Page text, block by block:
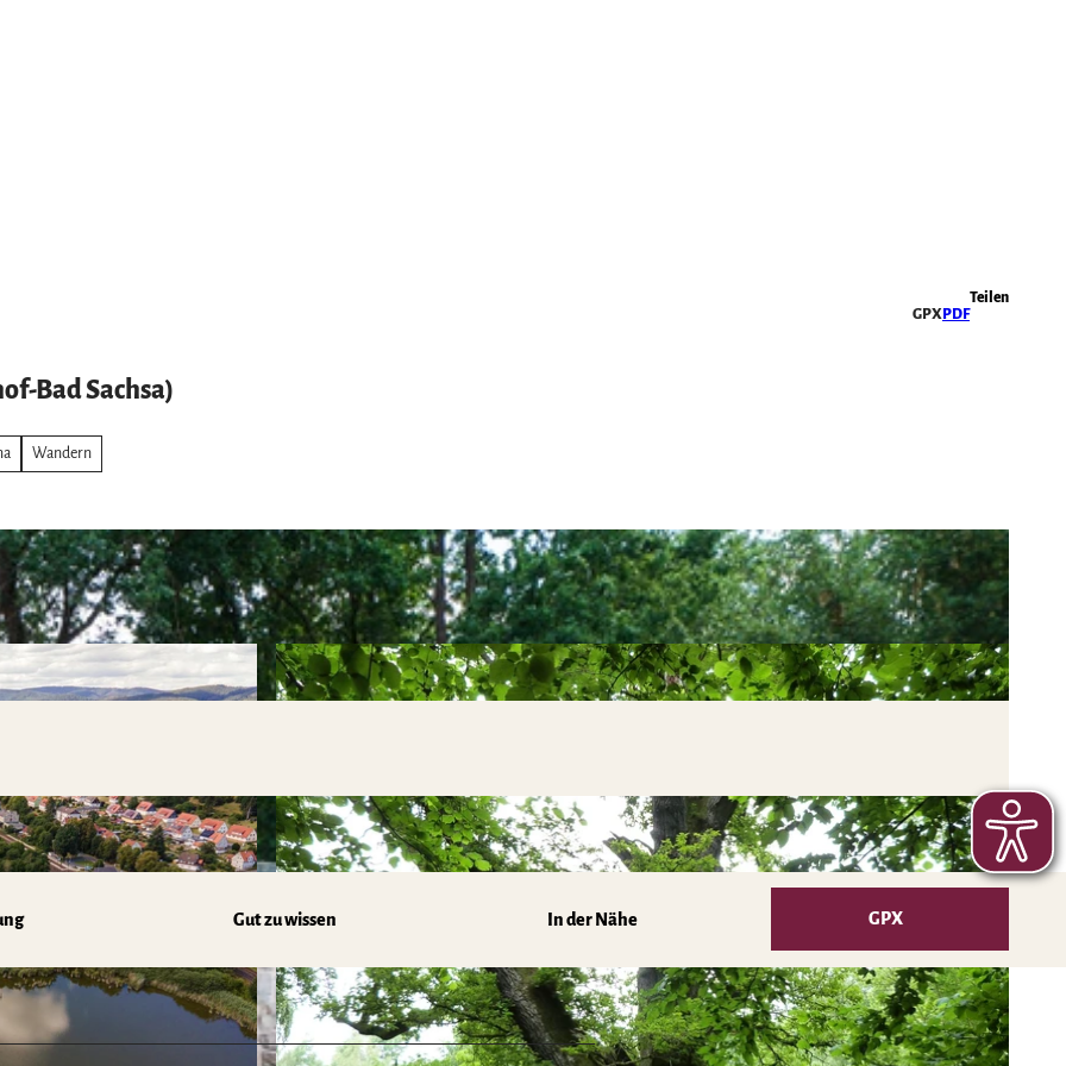
GPX PDF
Teilen
Bad Sachsa)
Wandern
Gut zu wissen In der Nähe GPX